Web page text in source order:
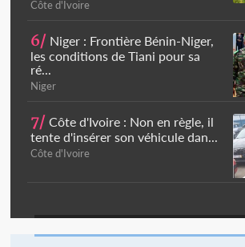
Côte d'Ivoire
6/ Niger : Frontière Bénin-Niger,
les conditions de Tiani pour sa
ré...
Niger
7/ Côte d'Ivoire : Non en règle, il
tente d'insérer son véhicule dan...
Côte d'Ivoire